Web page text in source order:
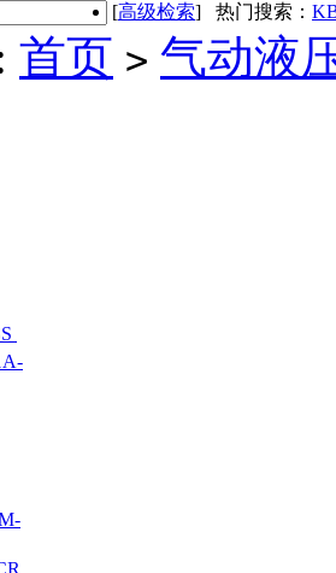
[高级检索] 热门搜索：
首页 > 气动液